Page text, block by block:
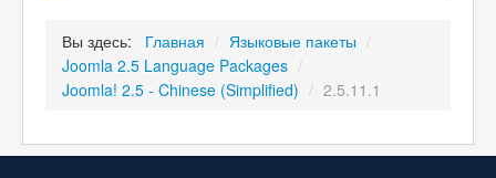
Вы здесь: Главная / Языковые пакеты /
Joomla 2.5 Language Packages /
Joomla! 2.5 - Chinese (Simplified) / 2.5.11.1